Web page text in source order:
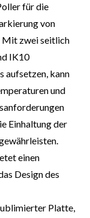
für die
von
Mit zwei seitlich
IK10
aufsetzen, kann
und
Einhaltung der
einen
Design des
Platte,